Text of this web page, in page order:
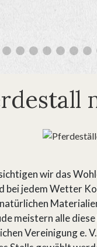
wir das
jedem Wetter
meistern alle
Vereinigung e.